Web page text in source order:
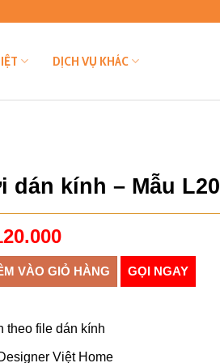
DỊCH VỤ KHÁC
dán kính – Mẫu L20
Giá
hiện
tại
là:
- Mẫu L20 số lượng
VÀO GIỎ HÀNG GỌI NGAY
theo file dán kính
Việt Home